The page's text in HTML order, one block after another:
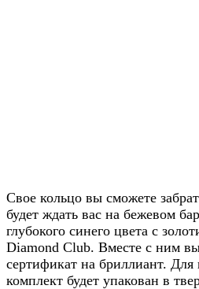
Свое кольцо вы сможете
будет ждать вас на бежевом
глубокого синего цвета с
Diamond Club. Вместе с ним
сертификат на бриллиант. Для
комплект будет упакован в